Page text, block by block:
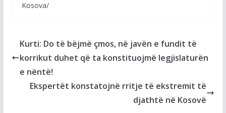
Kosova/
Kurti: Do të bëjmë çmos, në javën e fundit të
korrikut duhet që ta konstituojmë legjislaturën
e nëntë!
Ekspertët konstatojnë rritje të ekstremit të
djathtë në Kosovë